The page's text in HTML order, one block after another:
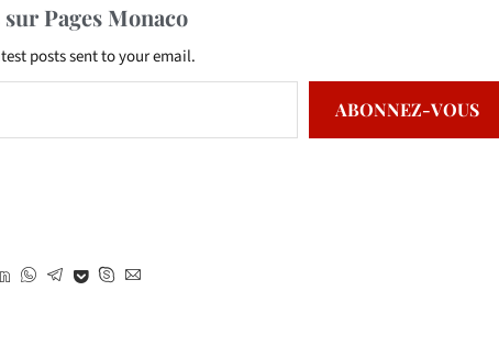
Pages Monaco
posts sent to your email.
ABONNEZ-VOUS